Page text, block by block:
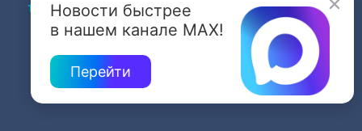
Новости быстрее
в нашем канале MAX!
Перейти
Внимание! Отдельные видеоматериалы, размещенные на настоящем
сайте, могут содержать информацию, предназначенную для лиц,
достигших 18 лет.